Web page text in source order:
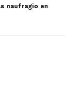
naufragio en